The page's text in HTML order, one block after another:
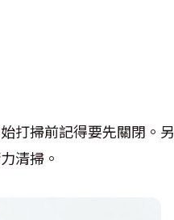
打掃前記得要先關閉。另
清掃。